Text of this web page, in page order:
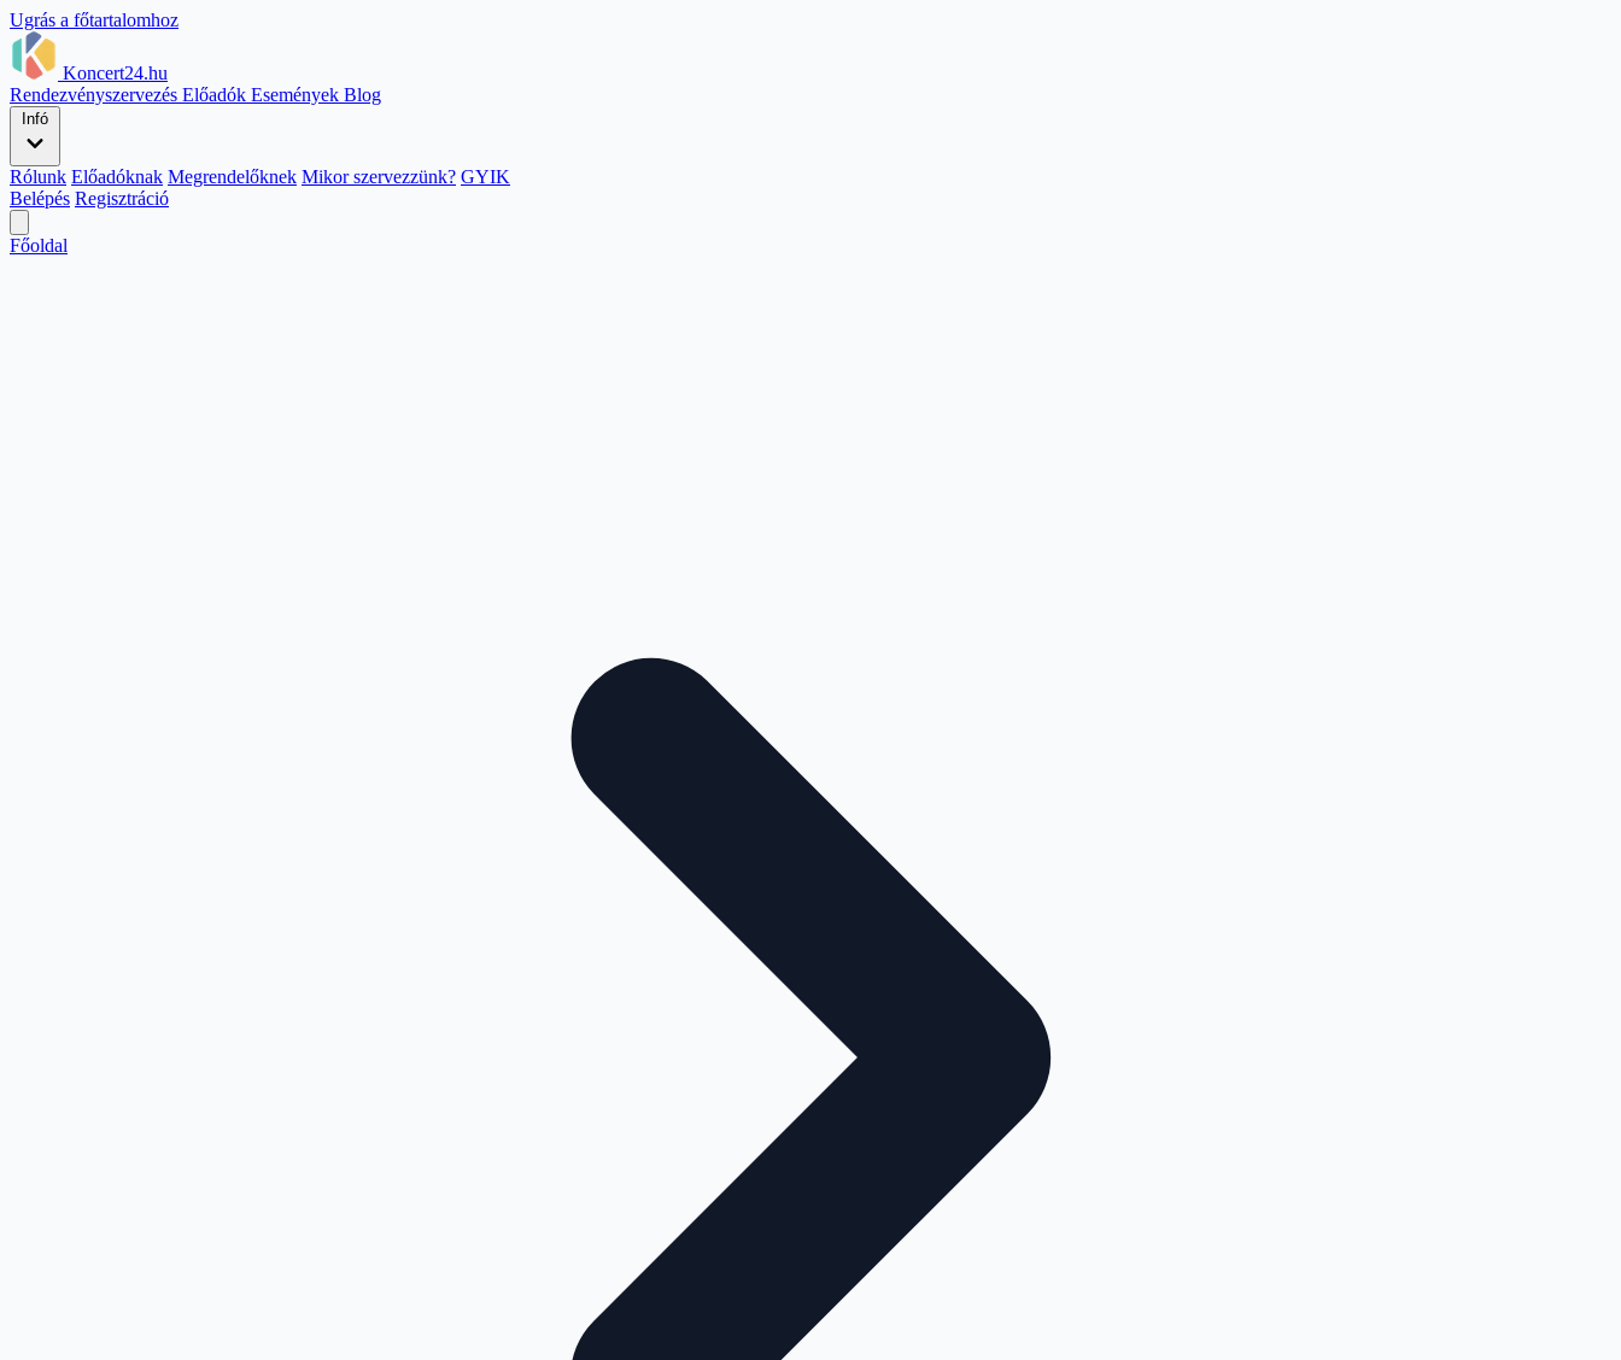
Ugrás a főtartalomhoz
Koncert24.hu
Rendezvényszervezés Előadók Események Blog
Infó
Rólunk Előadóknak Megrendelőknek Mikor szervezzünk? GYIK
Belépés Regisztráció
Főoldal